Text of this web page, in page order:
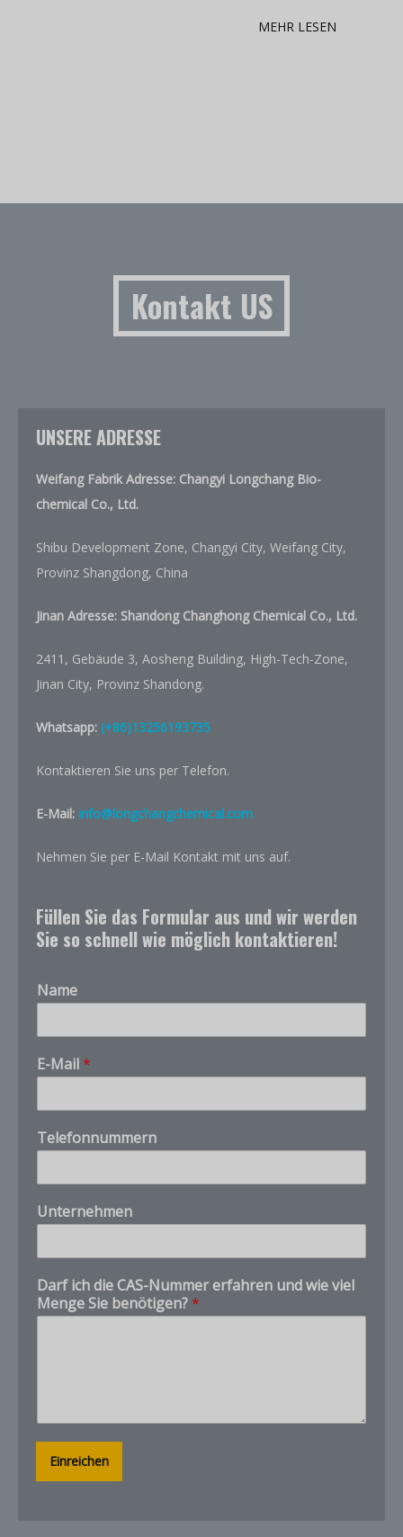
MEHR LESEN
Kontakt US
UNSERE ADRESSE
Weifang Fabrik Adresse: Changyi Longchang Bio-
chemical Co., Ltd.
Shibu Development Zone, Changyi City, Weifang City,
Provinz Shangdong, China
Jinan Adresse: Shandong Changhong Chemical Co., Ltd.
2411, Gebäude 3, Aosheng Building, High-Tech-Zone,
Jinan City, Provinz Shandong.
Whatsapp: (+86)13256193735
Kontaktieren Sie uns per Telefon.
E-Mail: info@longchangchemical.com
Nehmen Sie per E-Mail Kontakt mit uns auf.
Füllen Sie das Formular aus und wir werden
Sie so schnell wie möglich kontaktieren!
Name
E-Mail *
Telefonnummern
N
a
e
E
-
M
d
Unternehmen
Darf ich die CAS-Nummer erfahren und wie viel
Menge Sie benötigen? *
Einreichen